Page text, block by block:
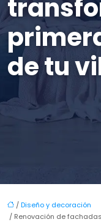
de tu
/Diseño y decoración
/ Renovación de